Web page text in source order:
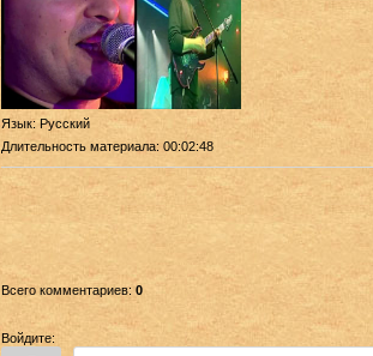
Язык: Русский
Длительность материала: 00:02:48
Всего комментариев: 0
Войдите: